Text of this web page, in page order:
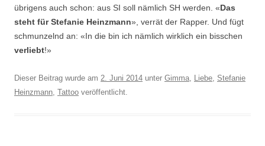
übrigens auch schon: aus SI soll nämlich SH werden. «Das
steht für Stefanie Heinzmann», verrät der Rapper. Und fügt
schmunzelnd an: «In die bin ich nämlich wirklich ein bisschen
verliebt!»
Dieser Beitrag wurde am 2. Juni 2014 unter Gimma, Liebe, Stefanie
Heinzmann, Tattoo veröffentlicht.